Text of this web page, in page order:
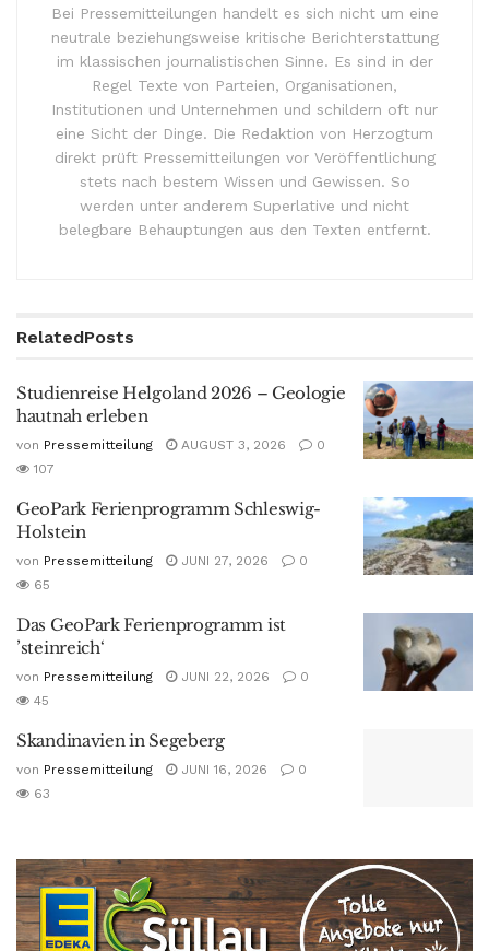
Bei Pressemitteilungen handelt es sich nicht um eine
neutrale beziehungsweise kritische Berichterstattung
im klassischen journalistischen Sinne. Es sind in der
Regel Texte von Parteien, Organisationen,
Institutionen und Unternehmen und schildern oft nur
eine Sicht der Dinge. Die Redaktion von Herzogtum
direkt prüft Pressemitteilungen vor Veröffentlichung
stets nach bestem Wissen und Gewissen. So
werden unter anderem Superlative und nicht
belegbare Behauptungen aus den Texten entfernt.
RelatedPosts
Studienreise Helgoland 2026 – Geologie
hautnah erleben
von Pressemitteilung AUGUST 3, 2026
0
107
GeoPark Ferienprogramm Schleswig-
Holstein
von Pressemitteilung JUNI 27, 2026
0
65
Das GeoPark Ferienprogramm ist
’steinreich‘
von Pressemitteilung JUNI 22, 2026
0
45
Skandinavien in Segeberg
von Pressemitteilung JUNI 16, 2026
0
63